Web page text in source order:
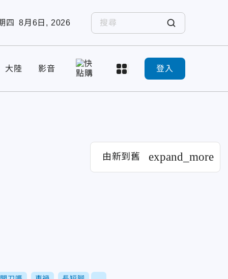
四 8月6日, 2026
大陸 影音 登入
由新到舊 expand_more